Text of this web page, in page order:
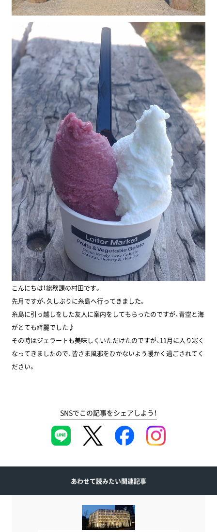
こんにちは！総務課の村田です。
先月ですが、久しぶりに糸島へ行ってきました。
糸島に引っ越しをした友人に案内をしてもらったのですが、青空と海
がとても綺麗でした♪
その時はジェラートも美味しくいただけたのですが、11月に入り寒く
なってきましたので、皆さま風邪をひかないよう暖かく過ごされてく
ださい。
SNSでこの記事をシェアしよう！
あわせて読みたい関連記事